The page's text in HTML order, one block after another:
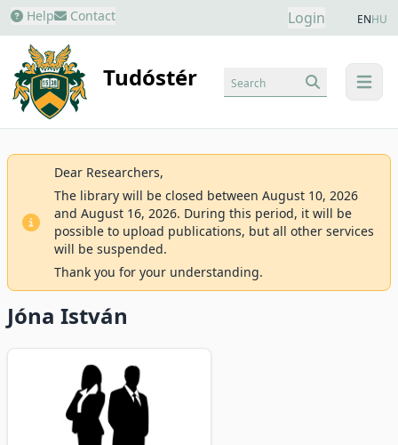
Help Contact Login ENHU
Tudóstér menu
Search
Dear Researchers,
The library will be closed between August 10, 2026
and August 16, 2026. During this period, it will be
possible to upload publications, but all other services
will be suspended.
Thank you for your understanding.
Jóna István